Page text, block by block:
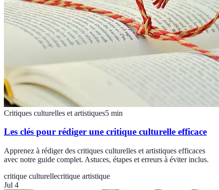
Critiques culturelles et artistiques5 min
Les clés pour rédiger une critique culturelle efficace
Apprenez à rédiger des critiques culturelles et artistiques efficaces
avec notre guide complet. Astuces, étapes et erreurs à éviter inclus.
critique culturellecritique artistique
Jul 4